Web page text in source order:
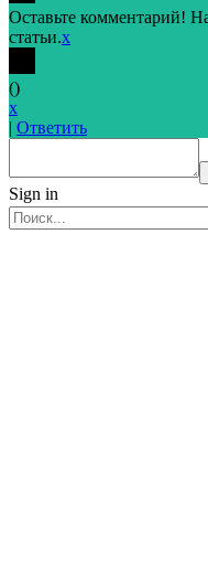
Оставьте комментарий!
статьи.x
()
x
| Ответить
Sign in